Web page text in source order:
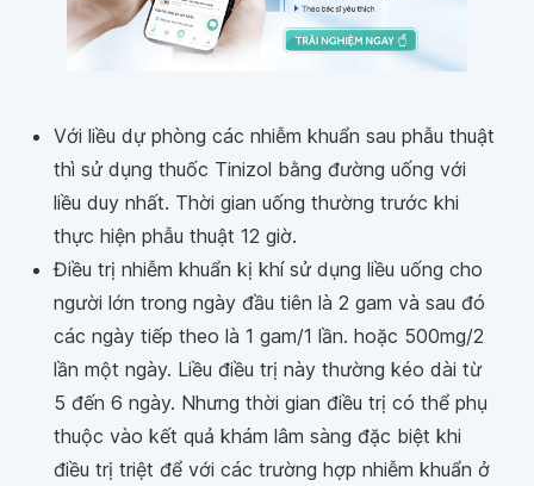
Với liều dự phòng các nhiễm khuẩn sau phẫu thuật
thì sử dụng thuốc Tinizol bằng đường uống với
liều duy nhất. Thời gian uống thường trước khi
thực hiện phẫu thuật 12 giờ.
Điều trị nhiễm khuẩn kị khí sử dụng liều uống cho
người lớn trong ngày đầu tiên là 2 gam và sau đó
các ngày tiếp theo là 1 gam/1 lần. hoặc 500mg/2
lần một ngày. Liều điều trị này thường kéo dài từ
5 đến 6 ngày. Nhưng thời gian điều trị có thể phụ
thuộc vào kết quả khám lâm sàng đặc biệt khi
điều trị triệt để với các trường hợp nhiễm khuẩn ở